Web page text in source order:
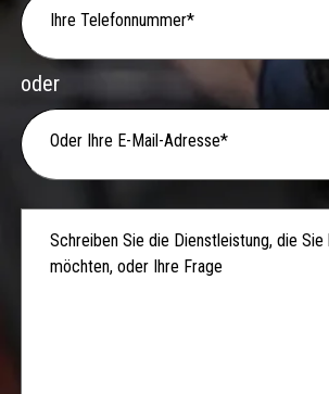
Ihre Telefonnummer*
oder
Oder Ihre E-Mail-Adresse*
Schreiben Sie die Dienstleistung, die
möchten, oder Ihre Frage